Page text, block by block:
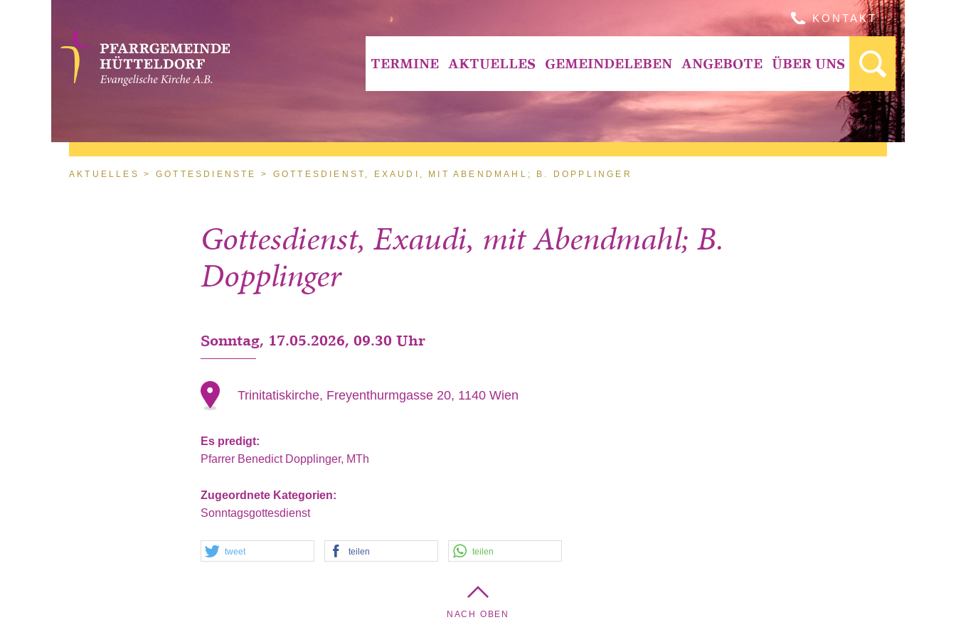
KONTAKT
TERMINE AKTUELLES GEMEINDELEBEN ANGEBOTE ÜBER UNS
Sie sind hier
AKTUELLES GOTTESDIENSTE GOTTESDIENST, EXAUDI, MIT ABENDMAHL; B. DOPPLINGER
Gottesdienst, Exaudi, mit Abendmahl; B.
Dopplinger
Sonntag, 17.05.2026, 09.30 Uhr
Trinitatiskirche, Freyenthurmgasse 20, 1140 Wien
Es predigt:
Pfarrer Benedict Dopplinger, MTh
Zugeordnete Kategorien:
Sonntagsgottesdienst
tweet teilen teilen
NACH OBEN